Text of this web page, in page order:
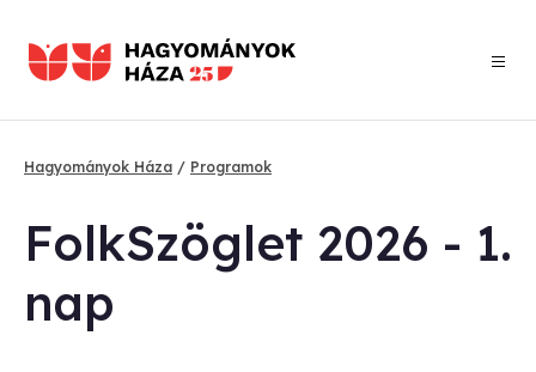
tartalomra
Hagyományok Háza Programok
Folk­Szög­let 2026 - 1.
nap